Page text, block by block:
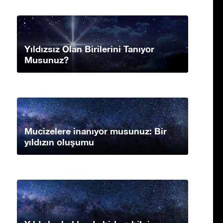
Yıldızsız Olan Birilerini Tanıyor
Musunuz?
Mucizelere inanıyor musunuz: Bir
yıldızın oluşumu